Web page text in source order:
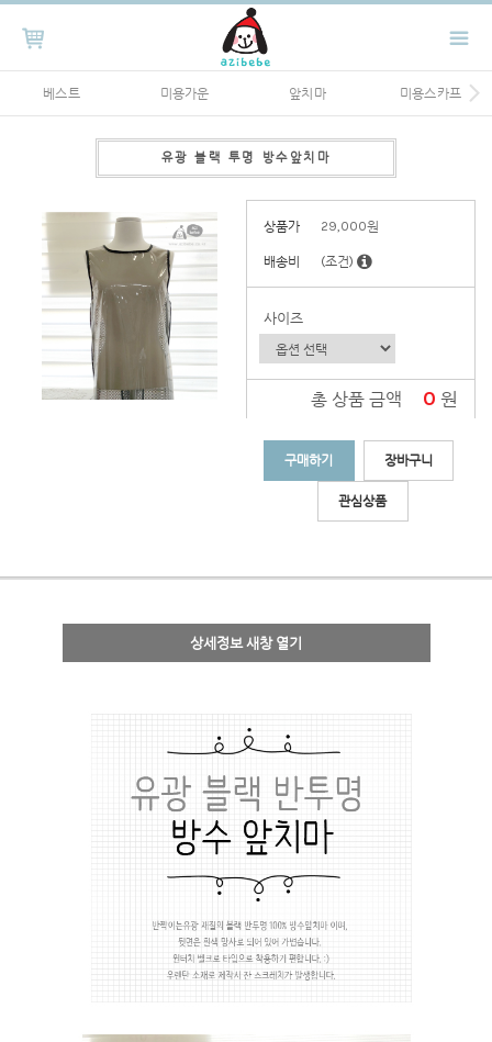
베스트 미용가운 앞치마 미용스카프
유광 블랙 투명 방수앞치마
상품가 29,000원
배송비 (조건)
사이즈
총 상품 금액 0 원
구매하기 장바구니
관심상품
상세정보 새창 열기